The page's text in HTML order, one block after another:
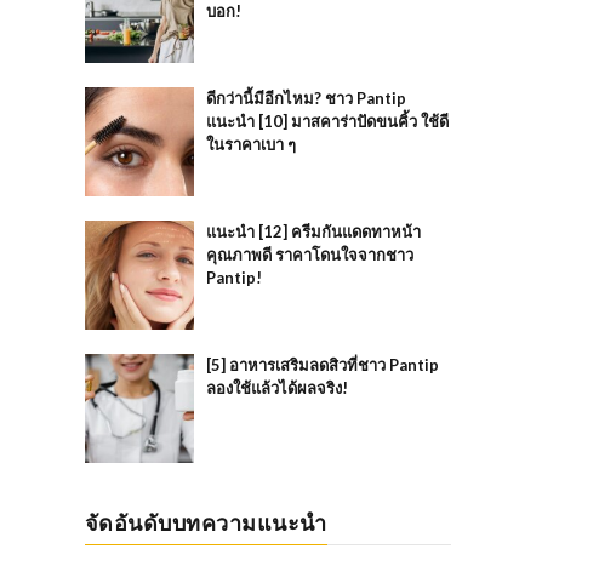
บอก!
ดีกว่านี้มีอีกไหม? ชาว Pantip
แนะนำ [10] มาสคาร่าปัดขนคิ้ว ใช้ดี
ในราคาเบา ๆ
แนะนำ [12] ครีมกันแดดทาหน้า
คุณภาพดี ราคาโดนใจจากชาว
Pantip!
[5] อาหารเสริมลดสิวที่ชาว Pantip
ลองใช้แล้วได้ผลจริง!
จัดอันดับบทความแนะนำ